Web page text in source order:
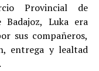
Provincial de
Luka era
sus compañeros,
entrega y lealtad